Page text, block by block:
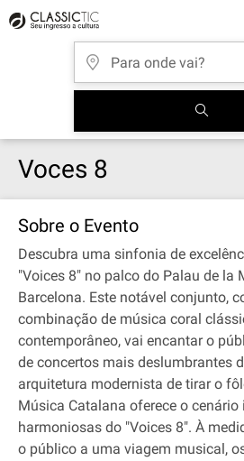
Voces 8
Sobre o Evento
Descubra uma sinfonia de
"Voices 8" no palco do Palau de la
Barcelona. Este notável conjunto,
combinação de música coral
contemporâneo, vai encantar o
de concertos mais deslumbrantes
arquitetura modernista de tirar o
Música Catalana oferece o
harmoniosas do "Voices 8". À
o público a uma viagem musical,